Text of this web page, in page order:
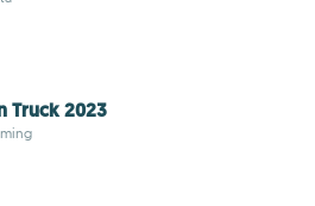
Truck 2023